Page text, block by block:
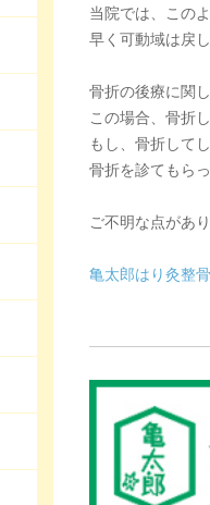
当院では、この
早く可動域は戻
骨折の後療に関
この場合、骨折
もし、骨折して
骨折を診てもら
ご不明な点があ
亀太郎はり灸整